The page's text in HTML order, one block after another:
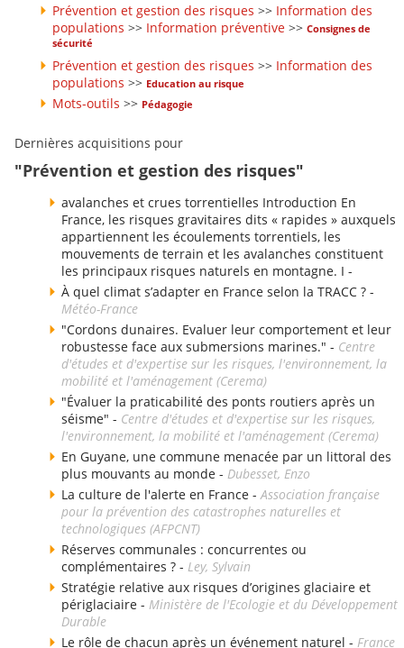
Prévention et gestion des risques >> Information des
populations >> Information préventive >> Consignes de
sécurité
Prévention et gestion des risques >> Information des
populations >> Education au risque
Mots-outils >> Pédagogie
Dernières acquisitions pour
"Prévention et gestion des risques"
avalanches et crues torrentielles Introduction En
France, les risques gravitaires dits « rapides » auxquels
appartiennent les écoulements torrentiels, les
mouvements de terrain et les avalanches constituent
les principaux risques naturels en montagne. I -
À quel climat s’adapter en France selon la TRACC ? -
Météo-France
"Cordons dunaires. Evaluer leur comportement et leur
robustesse face aux submersions marines." - Centre
d'études et d'expertise sur les risques, l'environnement, la
mobilité et l'aménagement (Cerema)
"Évaluer la praticabilité des ponts routiers après un
séisme" - Centre d'études et d'expertise sur les risques,
l'environnement, la mobilité et l'aménagement (Cerema)
En Guyane, une commune menacée par un littoral des
plus mouvants au monde - Dubesset, Enzo
La culture de l'alerte en France - Association française
pour la prévention des catastrophes naturelles et
technologiques (AFPCNT)
Réserves communales : concurrentes ou
complémentaires ? - Ley, Sylvain
Stratégie relative aux risques d’origines glaciaire et
périglaciaire - Ministère de l'Ecologie et du Développement
Durable
Le rôle de chacun après un événement naturel - France